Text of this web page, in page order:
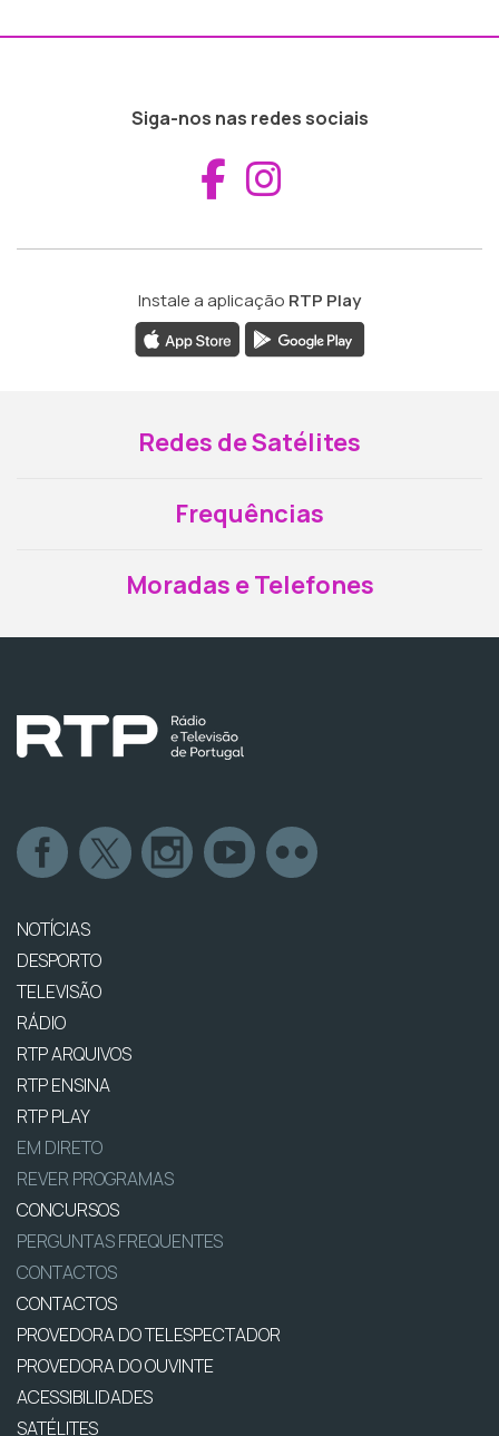
Siga-nos nas redes sociais
Aceder ao
Instale a aplicação RTP Play
Redes de Satélites
Frequências
Moradas e Telefones
NOTÍCIAS
DESPORTO
TELEVISÃO
RÁDIO
RTP ARQUIVOS
RTP ENSINA
RTP PLAY
EM DIRETO
REVER PROGRAMAS
CONCURSOS
PERGUNTAS FREQUENTES
CONTACTOS
CONTACTOS
PROVEDORA DO TELESPECTADOR
PROVEDORA DO OUVINTE
ACESSIBILIDADES
SATÉLITES